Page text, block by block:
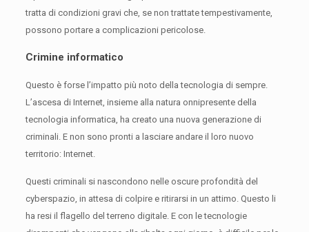
tratta di condizioni gravi che, se non trattate tempestivamente,
possono portare a complicazioni pericolose.
Crimine informatico
Questo è forse l’impatto più noto della tecnologia di sempre.
L’ascesa di Internet, insieme alla natura onnipresente della
tecnologia informatica, ha creato una nuova generazione di
criminali. E non sono pronti a lasciare andare il loro nuovo
territorio: Internet.
Questi criminali si nascondono nelle oscure profondità del
cyberspazio, in attesa di colpire e ritirarsi in un attimo. Questo li
ha resi il flagello del terreno digitale. E con le tecnologie